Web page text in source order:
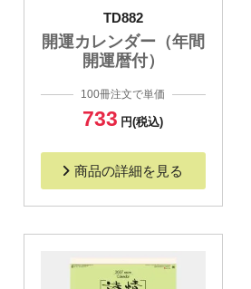
TD882
開運カレンダー（年間
開運暦付）
100冊注文で単価
733 円(税込)
商品の詳細を見る